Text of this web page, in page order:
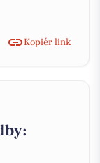
Kopiér link